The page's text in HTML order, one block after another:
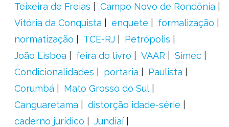
Teixeira de Freias
Campo Novo de Rondônia
Vitória da Conquista
enquete
formalização
normatização
TCE-RJ
Petrópolis
João Lisboa
feira do livro VAAR
Simec
Condicionalidades
portaria
Paulista
Corumbá
Mato Grosso do Sul
Canguaretama
distorção idade-série
caderno jurídico
Jundiaí